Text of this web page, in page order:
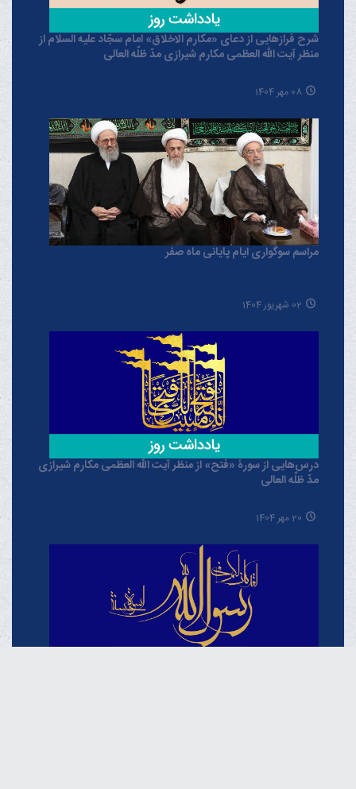
شرح فرازهایی از دعای «مکارم الاخلاق» امام سجّاد علیه السلام از
منظر آیت الله العظمی مکارم شیرازی مدّ ظلّه العالی
08 مهر 1404
مراسم سوگواری ایام پایانی ماه صفر
02 شهریور 1404
درس‌هایی از سورۀ «فتح» از منظر آیت الله العظمی مکارم شیرازی
مدّ ظلّه العالی
20 مهر 1404